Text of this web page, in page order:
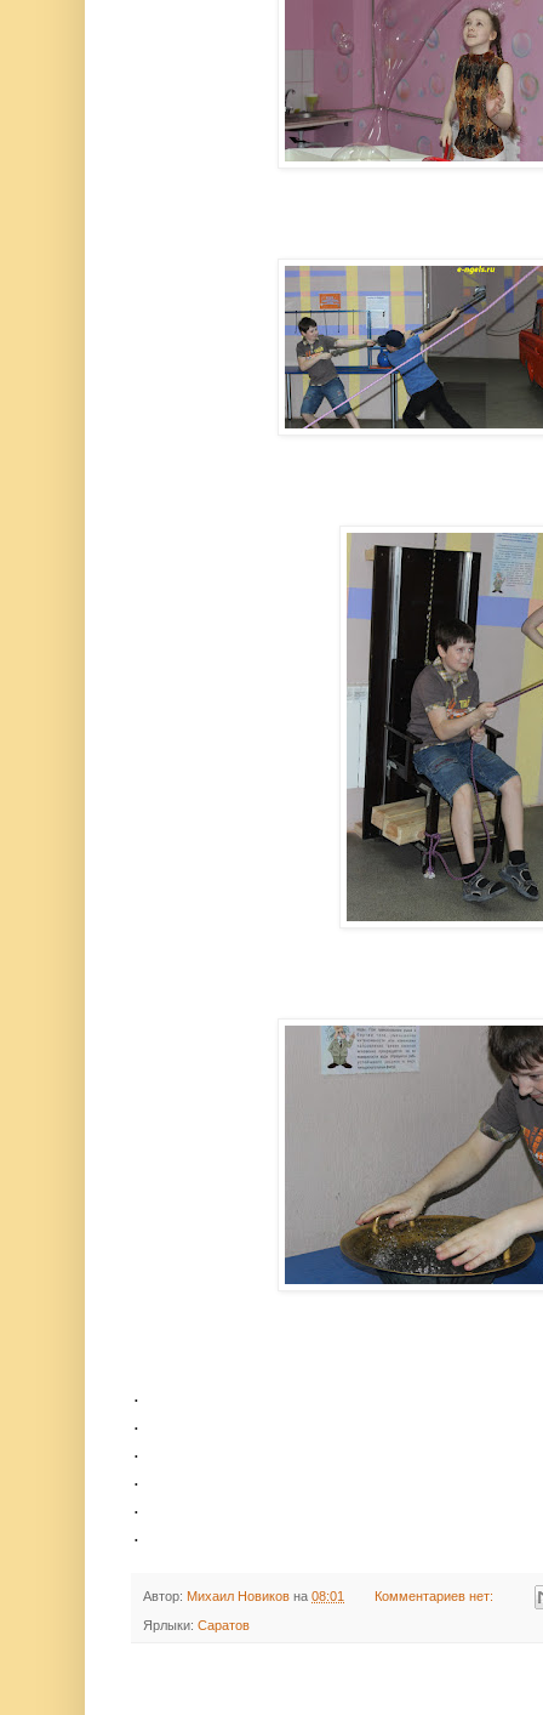
.
.
.
.
.
.
Автор: Михаил Новиков на 08:01 Комментариев нет:
Ярлыки: Саратов